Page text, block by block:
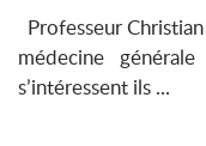
Professeur
médecine
s’intéressent ils ...